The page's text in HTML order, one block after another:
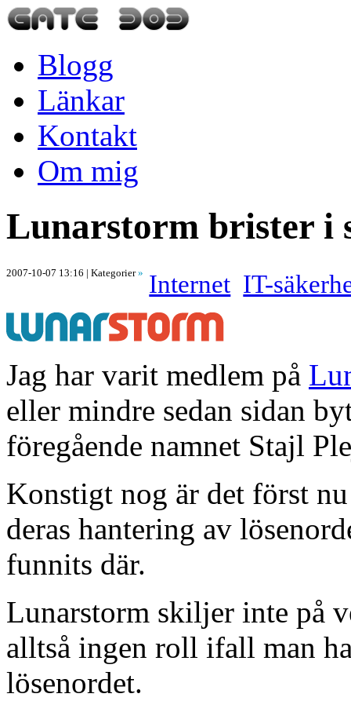
Blogg
Länkar
Kontakt
Om mig
Lunarstorm brister i
2007-10-07 13:16 | Kategorier» Internet IT-
Jag har varit medlem på
eller mindre sedan sidan
föregående namnet Stajl
Konstigt nog är det först
deras hantering av
funnits där.
Lunarstorm skiljer inte på
alltså ingen roll ifall man
lösenordet.